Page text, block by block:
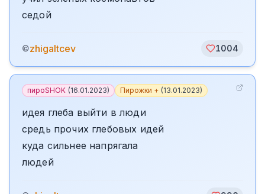
седой
©zhigaltcev 1004
пироSHOK (16.01.2023) Пирожки + (13.01.2023)
идея глеба выйти в люди
средь прочих глебовых идей
куда сильнее напрягала
людей